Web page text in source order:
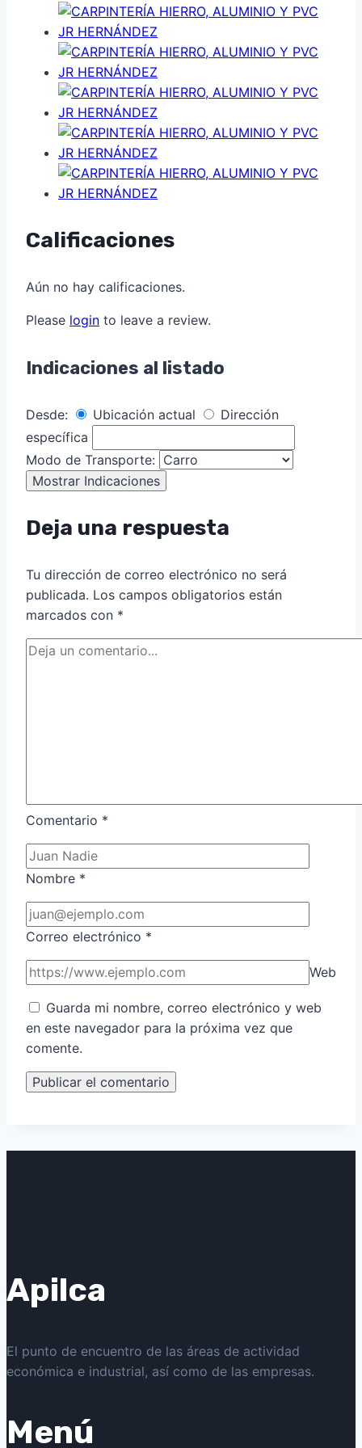
Calificaciones
Aún no hay calificaciones.
Please login to leave a review.
Indicaciones al listado
Desde: Ubicación actual
Dirección
específica
Modo de Transporte:
Deja una respuesta
Tu dirección de correo electrónico no será
publicada. Los campos obligatorios están
marcados con *
Comentario *
Nombre *
Correo electrónico *
Web
Guarda mi nombre, correo electrónico y web
en este navegador para la próxima vez que
comente.
Apilca
El punto de encuentro de las áreas de actividad
económica e industrial, así como de las empresas.
Menú